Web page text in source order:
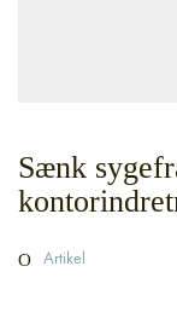
Sænk
Artikel